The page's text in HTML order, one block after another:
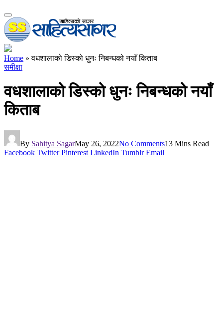
Home »वधशालाको डिस्को धुनः निबन्धको नयाँ किताब
समीक्षा
वधशालाको डिस्को धुनः निबन्धको नयाँ
किताब
By Sahitya SagarMay 26, 2022No Comments13 Mins Read
Facebook Twitter Pinterest LinkedIn Tumblr Email